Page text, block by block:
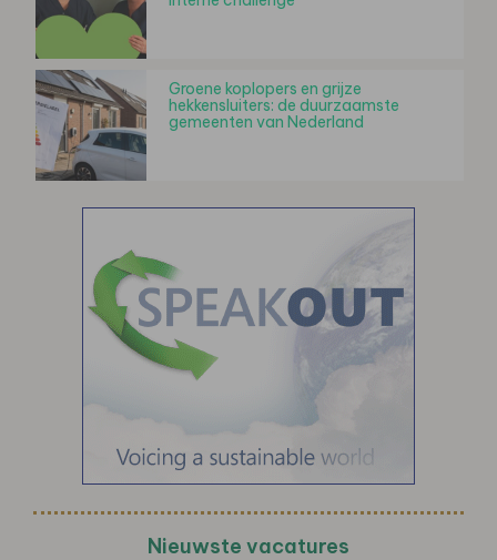
Groene koplopers en grijze
hekkensluiters: de duurzaamste
gemeenten van Nederland
Nieuwste vacatures